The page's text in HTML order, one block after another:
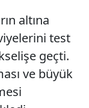
altına
test
geçti.
ve büyük